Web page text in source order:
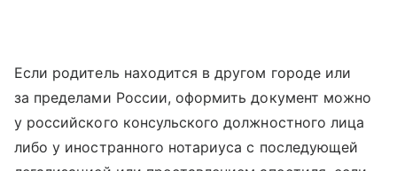
Если родитель находится в другом городе или
за пределами России, оформить документ можно
у российского консульского должностного лица
либо у иностранного нотариуса с последующей